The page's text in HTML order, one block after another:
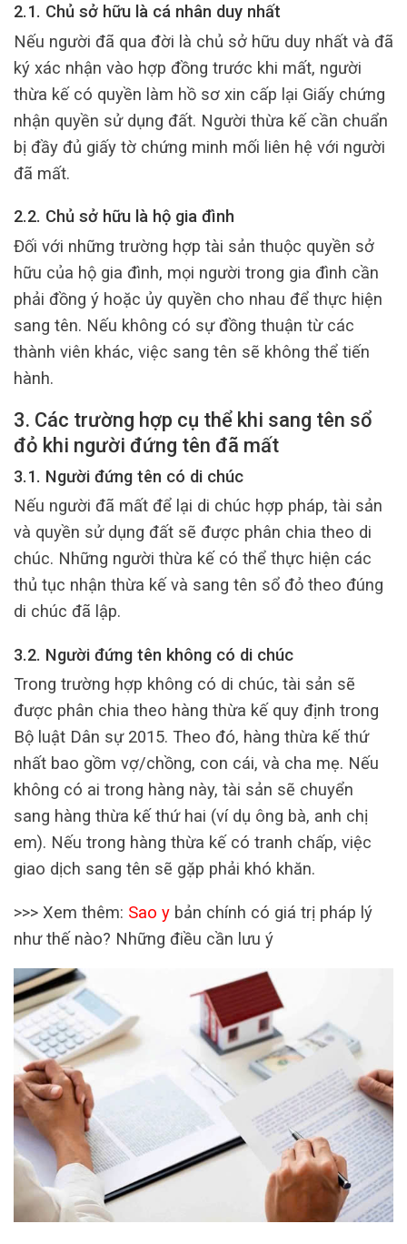
2.1. Chủ sở hữu là cá nhân duy nhất
Nếu người đã qua đời là chủ sở hữu duy nhất và đã
ký xác nhận vào hợp đồng trước khi mất, người
thừa kế có quyền làm hồ sơ xin cấp lại Giấy chứng
nhận quyền sử dụng đất. Người thừa kế cần chuẩn
bị đầy đủ giấy tờ chứng minh mối liên hệ với người
đã mất.
2.2. Chủ sở hữu là hộ gia đình
Đối với những trường hợp tài sản thuộc quyền sở
hữu của hộ gia đình, mọi người trong gia đình cần
phải đồng ý hoặc ủy quyền cho nhau để thực hiện
sang tên. Nếu không có sự đồng thuận từ các
thành viên khác, việc sang tên sẽ không thể tiến
hành.
3. Các trường hợp cụ thể khi sang tên sổ
đỏ khi người đứng tên đã mất
3.1. Người đứng tên có di chúc
Nếu người đã mất để lại di chúc hợp pháp, tài sản
và quyền sử dụng đất sẽ được phân chia theo di
chúc. Những người thừa kế có thể thực hiện các
thủ tục nhận thừa kế và sang tên sổ đỏ theo đúng
di chúc đã lập.
3.2. Người đứng tên không có di chúc
Trong trường hợp không có di chúc, tài sản sẽ
được phân chia theo hàng thừa kế quy định trong
Bộ luật Dân sự 2015. Theo đó, hàng thừa kế thứ
nhất bao gồm vợ/chồng, con cái, và cha mẹ. Nếu
không có ai trong hàng này, tài sản sẽ chuyển
sang hàng thừa kế thứ hai (ví dụ ông bà, anh chị
em). Nếu trong hàng thừa kế có tranh chấp, việc
giao dịch sang tên sẽ gặp phải khó khăn.
>>> Xem thêm: Sao y bản chính có giá trị pháp lý
như thế nào? Những điều cần lưu ý